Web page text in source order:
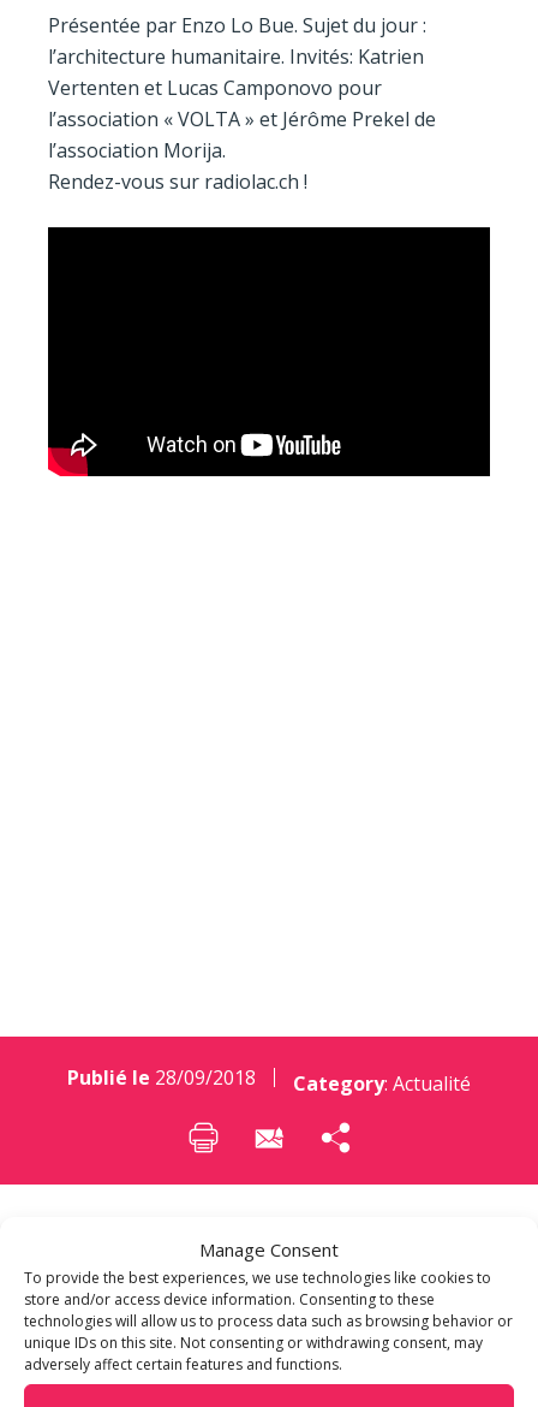
Manage Consent
To provide the best experiences, we use technologies like cookies to
store and/or access device information. Consenting to these
technologies will allow us to process data such as browsing behavior or
unique IDs on this site. Not consenting or withdrawing consent, may
adversely affect certain features and functions.
Présentée par Enzo Lo Bue. Sujet du jour :
l’architecture humanitaire. Invités: Katrien
Vertenten et Lucas Camponovo pour
l’association « VOLTA » et Jérôme Prekel de
l’association Morija.
Rendez-vous sur radiolac.ch !
Publié le 28/09/2018 Category: Actualité